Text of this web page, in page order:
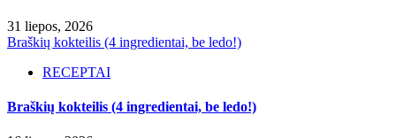
31 liepos, 2026
Braškių kokteilis (4 ingredientai, be ledo!)
RECEPTAI
Braškių kokteilis (4 ingredientai, be ledo!)